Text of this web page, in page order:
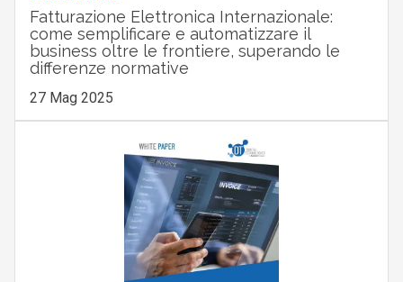
Fatturazione Elettronica Internazionale:
come semplificare e automatizzare il
business oltre le frontiere, superando le
differenze normative
27 Mag 2025